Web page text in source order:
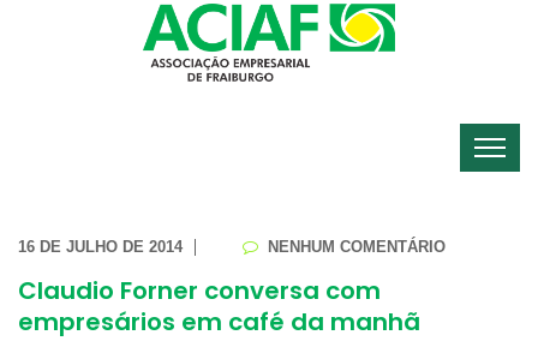
16 DE JULHO DE 2014 NENHUM COMENTÁRIO
Claudio Forner conversa com
empresários em café da manhã